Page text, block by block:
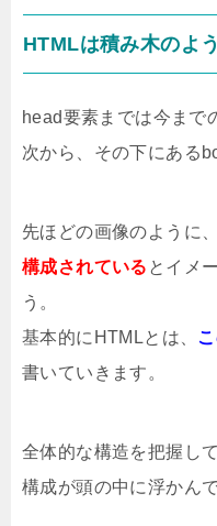
HTMLは積み木のよ
head要素までは今まで
次から、その下にある
先ほどの画像のように
構成されている とイメ
う。
基本的にHTMLとは、
書いていきます。
全体的な構造を把握し
構成が頭の中に浮かん